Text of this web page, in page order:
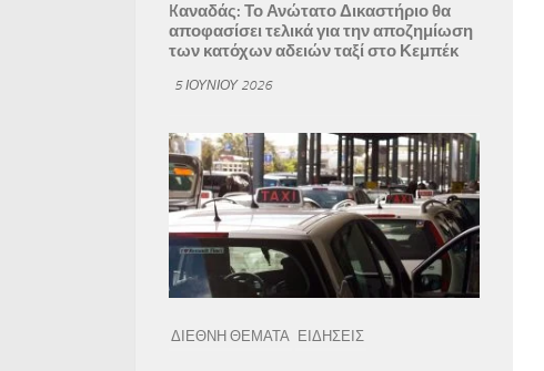
Kαναδάς: Το Ανώτατο Δικαστήριο θα
αποφασίσει τελικά για την αποζημίωση
των κατόχων αδειών ταξί στο Κεμπέκ
5 ΙΟΥΝΊΟΥ 2026
ΔΙΕΘΝΗ ΘΕΜΑΤΑ ΕΙΔΗΣΕΙΣ